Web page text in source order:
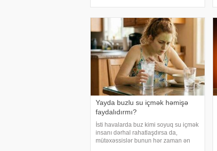
mətbuatın
Yayda buzlu su içmək həmişə
faydalıdırmı?
İsti havalarda buz kimi soyuq su içmək
insanı dərhal rahatlaşdırsa da,
mütəxəssislər bunun hər zaman ən